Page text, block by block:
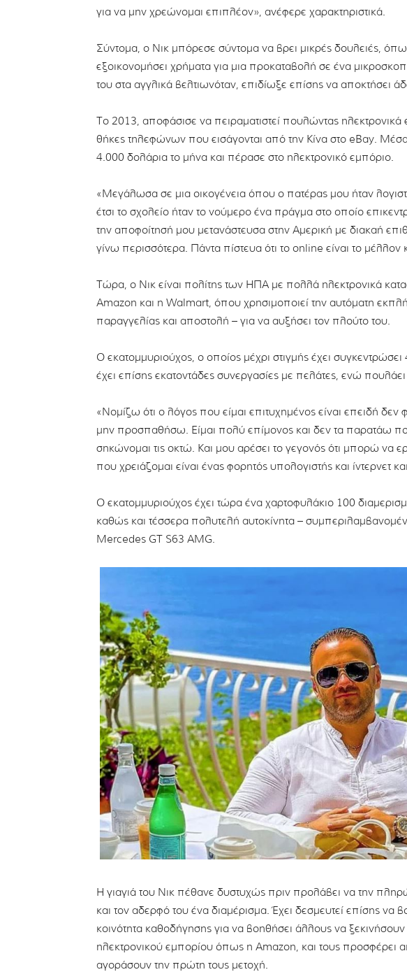
για να μην χρεώνομαι επιπλέον», ανέφερε χαρακτηριστικά.
Σύντομα, ο Νικ μπόρεσε σύντομα να βρει μικρές δουλειές,
εξοικονομήσει χρήματα για μια προκαταβολή σε ένα
του στα αγγλικά βελτιωνόταν, επιδίωξε επίσης να αποκτήσει
Το 2013, αποφάσισε να πειραματιστεί πουλώντας
θήκες τηλεφώνων που εισάγονται από την Κίνα στο eBay.
4.000 δολάρια το μήνα και πέρασε στο ηλεκτρονικό εμπόριο.
«Μεγάλωσα σε μια οικογένεια όπου ο πατέρας μου ήταν
έτσι το σχολείο ήταν το νούμερο ένα πράγμα στο οποίο
την αποφοίτησή μου μετανάστευσα στην Αμερική με διακαή
γίνω περισσότερα. Πάντα πίστευα ότι το online είναι το μέλλον
Τώρα, ο Νικ είναι πολίτης των ΗΠΑ με πολλά ηλεκτρονικά
Amazon και η Walmart, όπου χρησιμοποιεί την αυτόματη
παραγγελίας και αποστολή – για να αυξήσει τον πλούτο του.
Ο εκατομμυριούχος, ο οποίος μέχρι στιγμής έχει
έχει επίσης εκατοντάδες συνεργασίες με πελάτες, ενώ πουλάει
«Νομίζω ότι ο λόγος που είμαι επιτυχημένος είναι επειδή
μην προσπαθήσω. Είμαι πολύ επίμονος και δεν τα παρατάω
σηκώνομαι τις οκτώ. Και μου αρέσει το γεγονός ότι μπορώ να
που χρειάζομαι είναι ένας φορητός υπολογιστής και ίντερνετ
Ο εκατομμυριούχος έχει τώρα ένα χαρτοφυλάκιο 100
καθώς και τέσσερα πολυτελή αυτοκίνητα –
Mercedes GT S63 AMG.
Η γιαγιά του Νικ πέθανε δυστυχώς πριν προλάβει να την
και τον αδερφό του ένα διαμέρισμα. Έχει δεσμευτεί επίσης να
κοινότητα καθοδήγησης για να βοηθήσει άλλους να
ηλεκτρονικού εμπορίου όπως η Amazon, και τους προσφέρει
αγοράσουν την πρώτη τους μετοχή.